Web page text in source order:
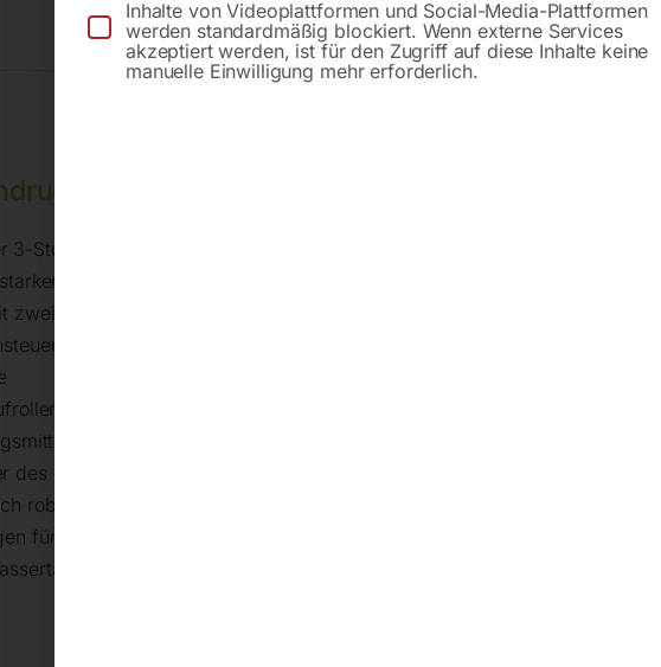
Beschreibung Produktsicherheit
HDR-K 46-16 SW
3-Stufen-Drehschalter (Aus/Sprühmodus/Waschmodus)
oder eingetrockneter Verschmutzungen durch Vorwäsche mit der
zwei gummierten Rädern und ergonomischen Handgriff
Start und Stopp des Pumpenmotors ohne Verzögerung über
mit 8 Meter Hochdruck-Schlauch
des Pumpenkopfs durch automatisches Sicherheitsventil
robuste Drei-Kolben-Axialpumpe mit Taumelscheibe und
für Handspritzpistole, Strahlrohr, Hochdruckschlauch und Netzkabel
oder ähnlichem möglich – Der HDR-K ist bis 0,5 m Tiefe
Inhalte von Videoplattformen und Social-Media-Plattformen
werden standardmäßig blockiert. Wenn externe Services
akzeptiert werden, ist für den Zugriff auf diese Inhalte keine
manuelle Einwilligung mehr erforderlich.